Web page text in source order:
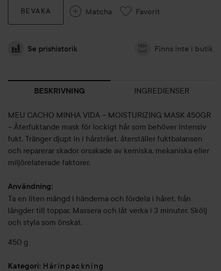
BEVAKA Matcha Favorit
Se prishistorik Finns inte i butik
BESKRIVNING INGREDIENSER
MEU CACHO MINHA VIDA – MOISTURIZING MASK 450GR
– Återfuktande mask för lockigt hår som behöver intensiv
fukt. Tränger djupt in i hårstrået, återställer fuktbalansen
och reparerar skador orsakade av kemiska, mekaniska eller
miljörelaterade faktorer.
Användning:
Ta en liten mängd i händerna och fördela i håret, från
längder till toppar. Massera och låt verka i 3 minuter. Skölj
och styla som önskat.
450 g
Kategori: Hårinpackning